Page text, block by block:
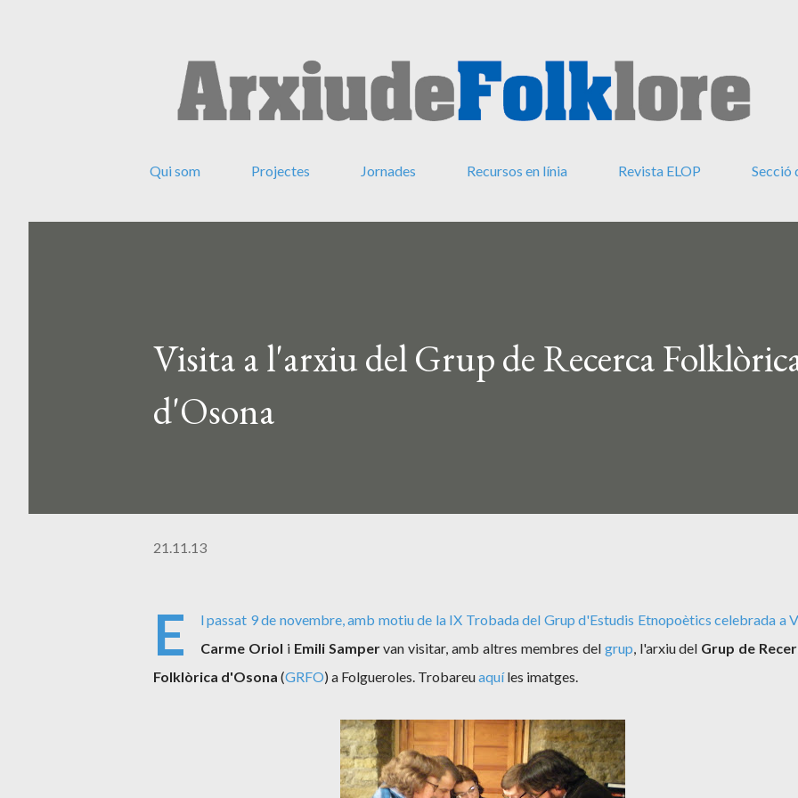
Qui som Projectes Jornades Recursos en línia Revista ELOP Secció
Visita a l'arxiu del Grup de Recerca
d'Osona
21.11.13
E l passat 9 de novembre, amb motiu de la IX Trobada del Grup d'Estudis Etnopoètics celebrada a
Carme Oriol i Emili Sampervan visitar, amb altres membres del grup, l'arxiu del Grup de
Folklòrica d'Osona (GRFO) a Folgueroles. Trobareuaquíles imatges.